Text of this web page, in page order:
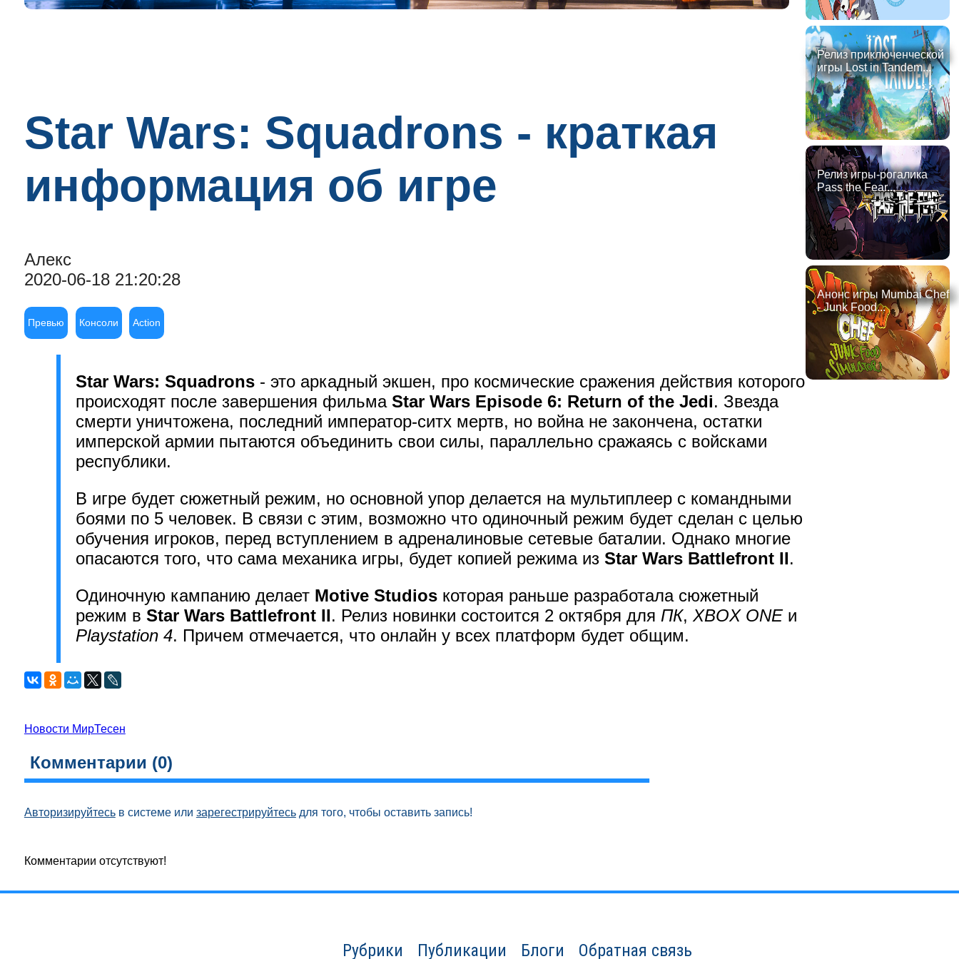
Star Wars: Squadrons - краткая
информация об игре
Алекс
2020-06-18 21:20:28
Превью Консоли Action
Star Wars: Squadrons - это аркадный экшен, про космические сражения действия которого
происходят после завершения фильма Star Wars Episode 6: Return of the Jedi. Звезда
смерти уничтожена, последний император-ситх мертв, но война не закончена, остатки
имперской армии пытаются объединить свои силы, параллельно сражаясь с войсками
республики.
В игре будет сюжетный режим, но основной упор делается на мультиплеер с командными
боями по 5 человек. В связи с этим, возможно что одиночный режим будет сделан с целью
обучения игроков, перед вступлением в адреналиновые сетевые баталии. Однако многие
опасаются того, что сама механика игры, будет копией режима из Star Wars Battlefront II.
Одиночную кампанию делает Motive Studios которая раньше разработала сюжетный
режим в Star Wars Battlefront II. Релиз новинки состоится 2 октября для ПК, XBOX ONEи
Playstation 4. Причем отмечается, что онлайн у всех платформ будет общим.
Новости МирТесен
Комментарии (0)
Авторизируйтесьв системе или зарегестрируйтесьдля того, чтобы оставить запись!
Комментарии отсутствуют!
Релиз приключенческой
игры Lost in Tandem...
Релиз игры-рогалика
Pass the Fear...
Анонс игры Mumbai Chef
- Junk Food...
Рубрики Публикации Блоги Обратная связь